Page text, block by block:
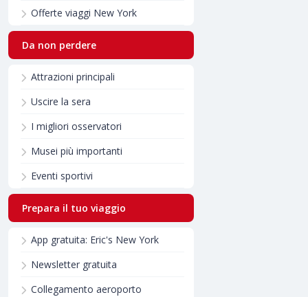
Offerte viaggi New York
Da non perdere
Attrazioni principali
Uscire la sera
I migliori osservatori
Musei più importanti
Eventi sportivi
Prepara il tuo viaggio
App gratuita: Eric's New York
Newsletter gratuita
Collegamento aeroporto